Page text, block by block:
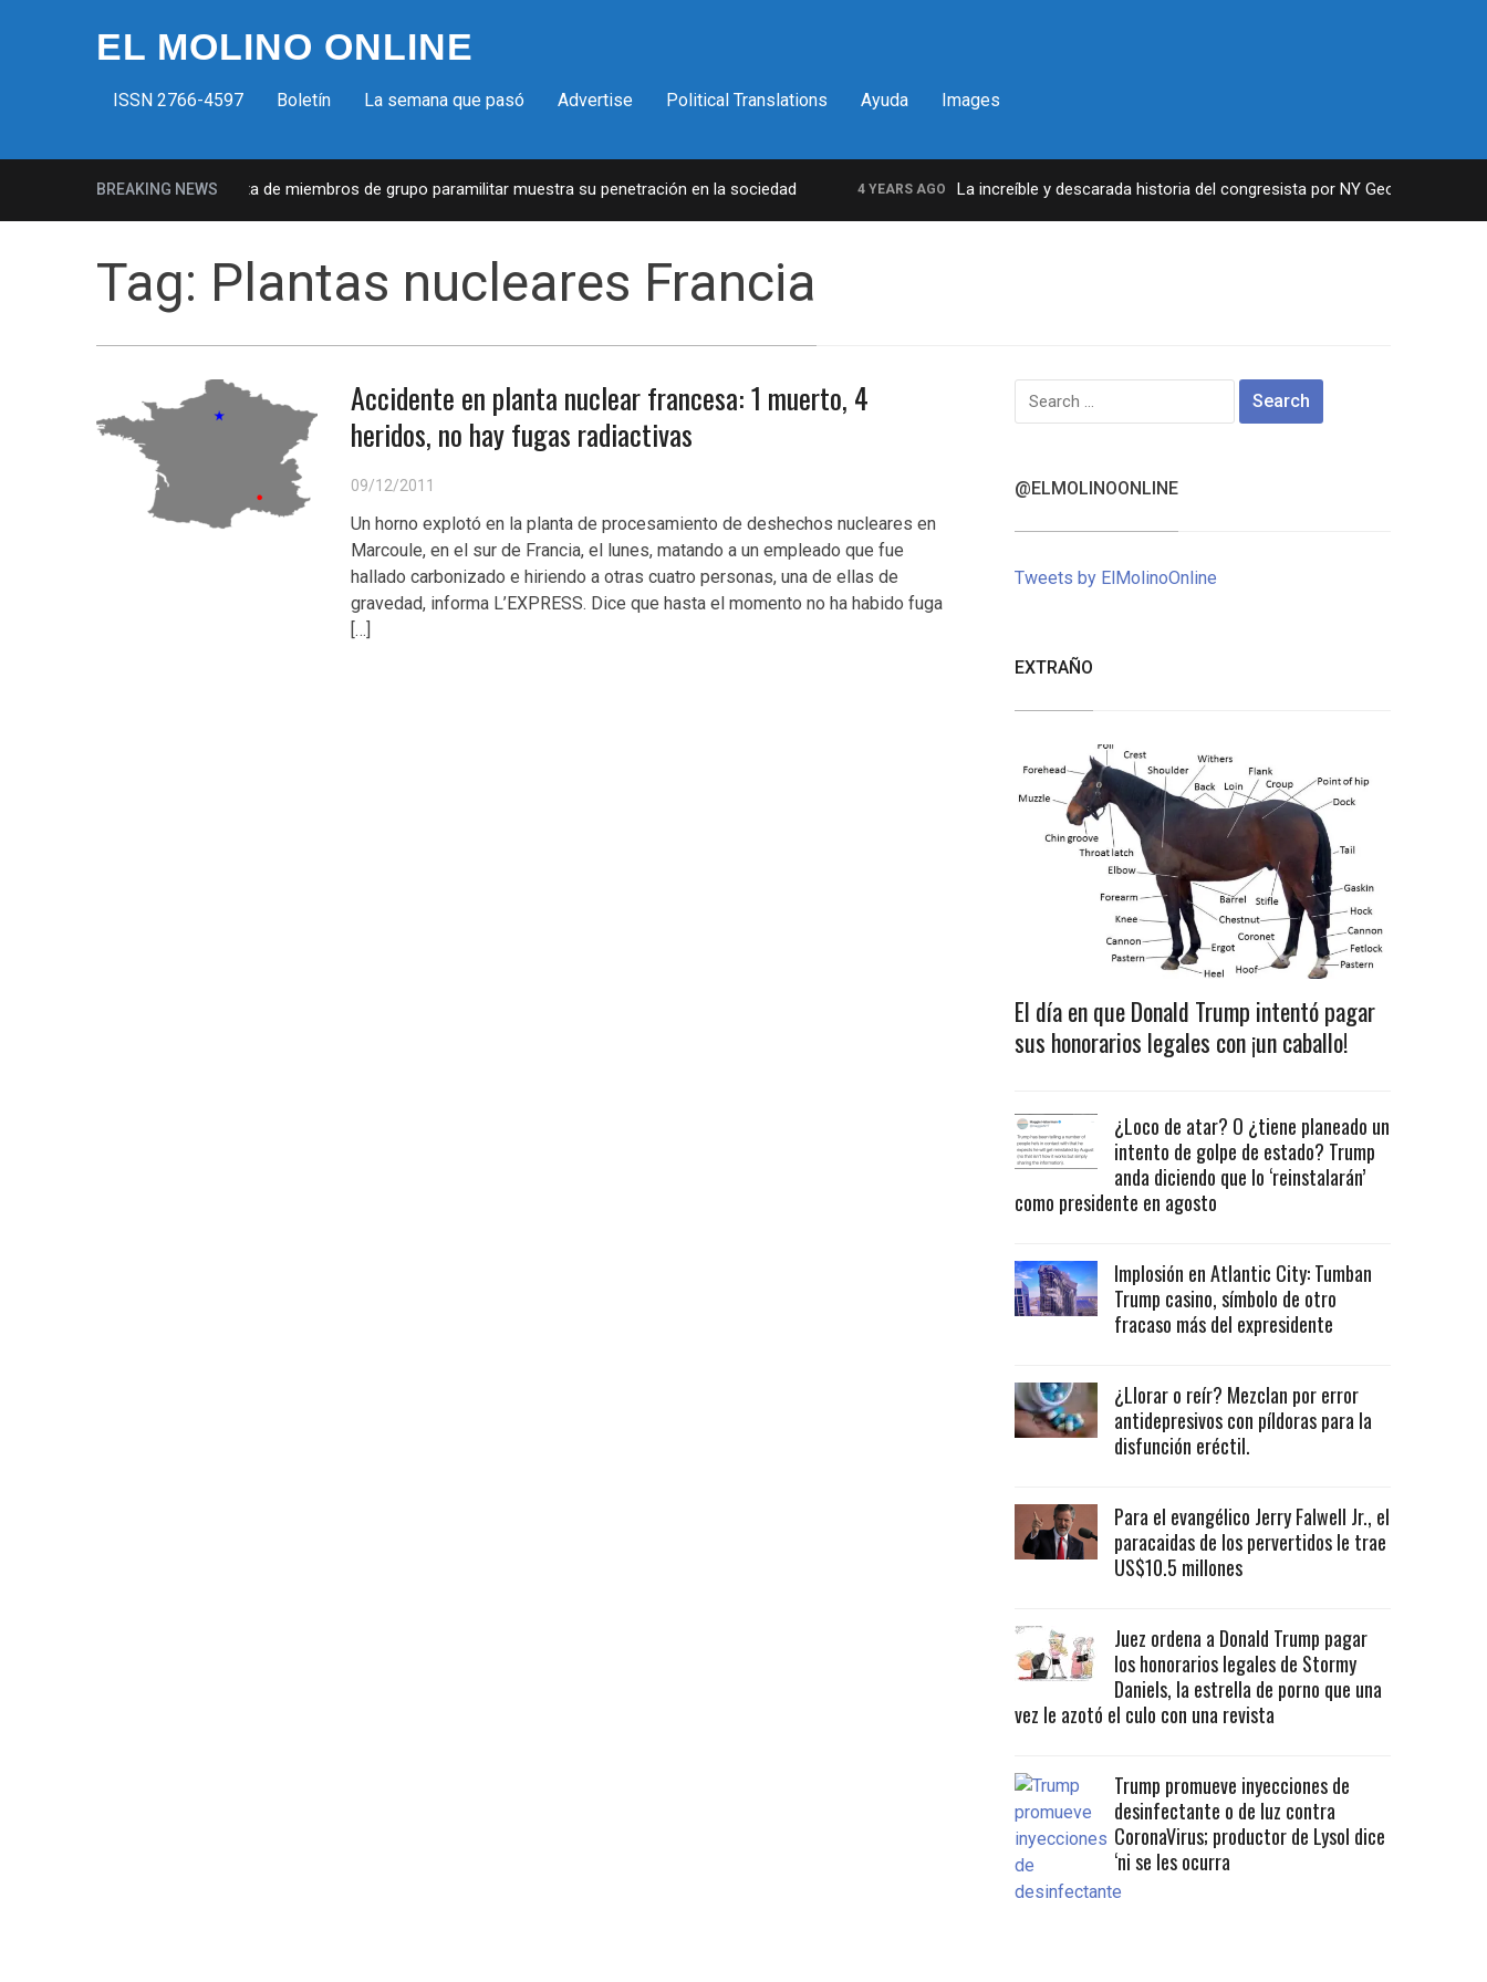
EL MOLINO ONLINE
ISSN 2766-4597 Boletín La semana que pasó Advertise Political Translations Ayuda Images
BREAKING NEWS
Milicias fascistas en EUA: Lista de miembros de grupo paramilitar muestra su penetración en la sociedad 4 YEARS AGO La increíble y descarada historia del congresista por NY George Santos
Tag: Plantas nucleares Francia
Accidente en planta nuclear francesa: 1 muerto, 4
heridos, no hay fugas radiactivas
09/12/2011
Un horno explotó en la planta de procesamiento de deshechos nucleares en
Marcoule, en el sur de Francia, el lunes, matando a un empleado que fue
hallado carbonizado e hiriendo a otras cuatro personas, una de ellas de
gravedad, informa L’EXPRESS. Dice que hasta el momento no ha habido fuga
[…]
Search
for:
@ELMOLINOONLINE
Tweets by ElMolinoOnline
EXTRAÑO
El día en que Donald Trump intentó pagar
sus honorarios legales con ¡un caballo!
¿Loco de atar? O ¿tiene planeado un
intento de golpe de estado? Trump
anda diciendo que lo ‘reinstalarán’
como presidente en agosto
Implosión en Atlantic City: Tumban
Trump casino, símbolo de otro
fracaso más del expresidente
¿Llorar o reír? Mezclan por error
antidepresivos con píldoras para la
disfunción eréctil.
Para el evangélico Jerry Falwell Jr., el
paracaidas de los pervertidos le trae
US$10.5 millones
Juez ordena a Donald Trump pagar
los honorarios legales de Stormy
Daniels, la estrella de porno que una
vez le azotó el culo con una revista
Trump promueve inyecciones de
desinfectante o de luz contra
CoronaVirus; productor de Lysol dice
‘ni se les ocurra